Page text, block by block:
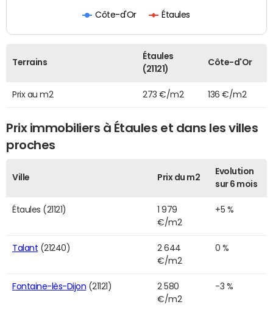
Côte-d'Or Étaules
Terrains
Étaules
(21121)
Côte-d'Or
Prix au m2 273 €/m2 136 €/m2
Prix immobiliers à Étaules et dans les villes
proches
Ville Prix du m2
Evolution
sur 6 mois
Étaules (21121)
1 979
€/m2
+5 %
Talant (21240)
2 644
€/m2
0 %
Fontaine-lès-Dijon (21121)
2 580
€/m2
-3 %